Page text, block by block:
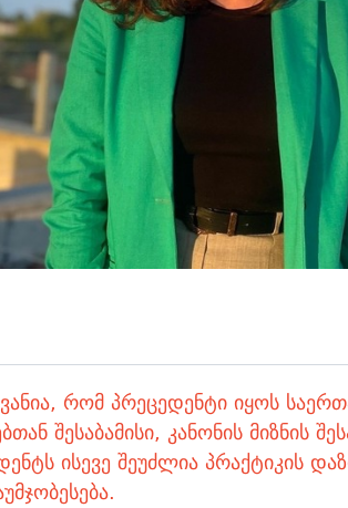
რომ პრეცედენტი იყოს
შესაბამისი, კანონის მიზნის
ისევე შეუძლია პრაქტიკის